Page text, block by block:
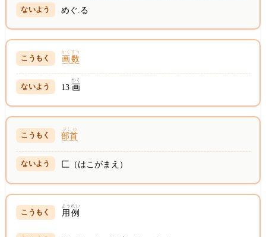
めぐ.る
画数
かくすう
13 画
かく
部首
ぶしゅ
匚（はこがまえ）
用例
ようれい